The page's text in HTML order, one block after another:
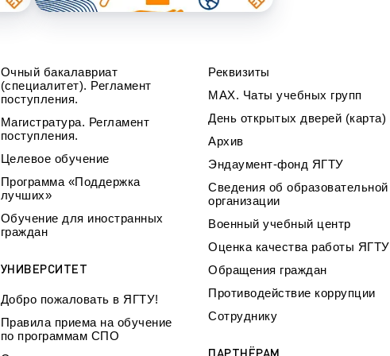
Противодействие коррупции
Наука
Реквизиты
Очный бакалавриат
(специалитет). Регламент
поступления.
Магистратура. Регламент
поступления.
Целевое обучение
Программа «Поддержка
лучших»
Обучение для иностранных
граждан
УНИВЕРСИТЕТ
Добро пожаловать в ЯГТУ!
Правила приема на обучение
по программам СПО
Реквизиты
МАХ. Чаты учебных групп
День открытых дверей (карта)
Архив
Эндаумент-фонд ЯГТУ
Сведения об образовательной
организации
Военный учебный центр
Оценка качества работы ЯГТУ
Обращения граждан
Противодействие коррупции
Сотруднику
ПАРТНЁРАМ